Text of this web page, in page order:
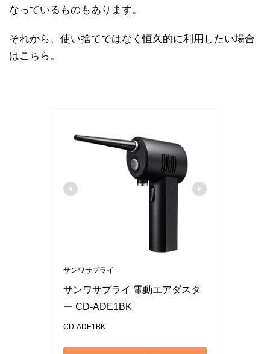
なっているものもあります。
それから、使い捨てではなく恒久的に利用したい場合
はこちら。
サンワサプライ
サンワサプライ 電動エアダスタ
ー CD-ADE1BK
CD-ADE1BK